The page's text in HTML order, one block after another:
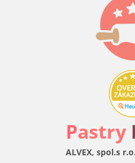
Pastry
ALVEX, spol.s